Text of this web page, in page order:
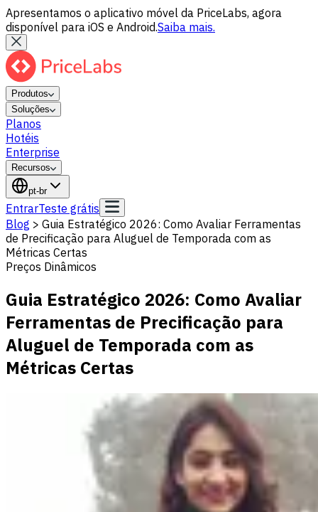
Apresentamos o aplicativo móvel da PriceLabs, agora
disponível para iOS e Android.Saiba mais.
Produtos
Soluções
Planos
Hotéis
Enterprise
Recursos
pt-br
EntrarTeste grátis
Blog > Guia Estratégico 2026: Como Avaliar Ferramentas
de Precificação para Aluguel de Temporada com as
Métricas Certas
Preços Dinâmicos
Guia Estratégico 2026: Como Avaliar
Ferramentas de Precificação para
Aluguel de Temporada com as
Métricas Certas